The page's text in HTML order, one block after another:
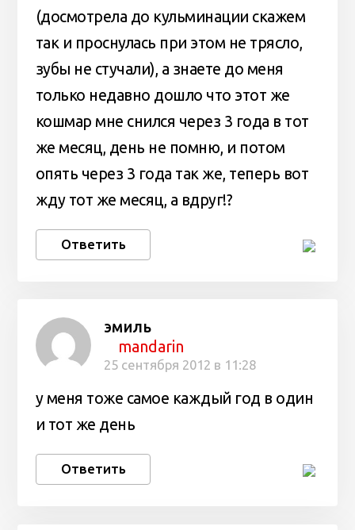
(досмотрела до кульминации скажем
так и проснулась при этом не трясло,
зубы не стучали), а знаете до меня
только недавно дошло что этот же
кошмар мне снился через 3 года в тот
же месяц, день не помню, и потом
опять через 3 года так же, теперь вот
жду тот же месяц, а вдруг!?
Ответить
эмиль
mandarin
25 сентября 2012 в 11:28
у меня тоже самое каждый год в один
и тот же день
Ответить